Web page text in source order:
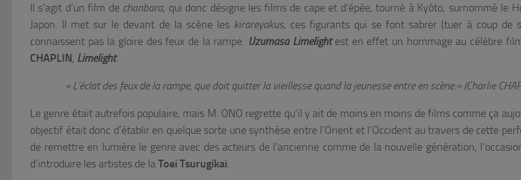
Il s’agit d’un film de chanbara, qui donc désigne les films de cape et d’épée, tourné à Kyôto, surnommé le
Japon. Il met sur le devant de la scène les kirareyakus, ces figurants qui se font sabrer (tuer à coup de
connaissent pas la gloire des feux de la rampe. Uzumasa Limelightest en effet un hommage au célèbre
CHAPLIN, Limelight.
« L’éclat des feux de la rampe, que doit quitter la vieillesse quand la jeunesse entre en scène.» (Charlie
Le genre était autrefois populaire, mais M. ONO regrette qu’il y ait de moins en moins de films comme ça
objectif était donc d’établir en quelque sorte une synthèse entre l’Orient et l’Occident au travers de cette
de remettre en lumière le genre avec des acteurs de l’ancienne comme de la nouvelle génération,
d’introduire les artistes de laToei Tsurugikai.